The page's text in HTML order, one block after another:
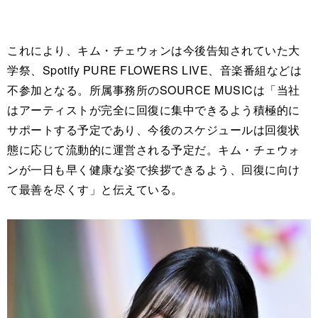
これにより、キム・チェウォンは今後告知されていた大
学祭、Spotify PURE FLOWERS LIVE、音楽番組などは
不参加となる。所属事務所のSOURCE MUSICは「当社
はアーティストが完全に回復に集中できるよう積極的に
サポートする予定であり、今後のスケジュールは回復状
態に応じて流動的に運営される予定だ。キム・チェウォ
ンが一日も早く健康な姿で挨拶できるよう、回復に向け
て最善を尽くす」と伝えている。